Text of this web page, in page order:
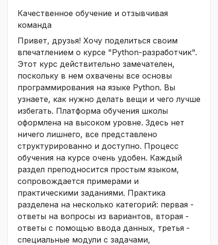
Качественное обучение и отзывчивая
команда
Привет, друзья! Хочу поделиться своим
впечатлением о курсе "Python-разработчик".
Этот курс действительно замечателен,
поскольку в нем охвачены все основы
программирования на языке Python. Вы
узнаете, как нужно делать вещи и чего лучше
избегать. Платформа обучения школы
оформлена на высоком уровне. Здесь нет
ничего лишнего, все представлено
структурированно и доступно. Процесс
обучения на курсе очень удобен. Каждый
раздел преподносится простым языком,
сопровождается примерами и
практическими заданиями. Практика
разделена на несколько категорий: первая -
ответы на вопросы из вариантов, вторая -
ответы с помощью ввода данных, третья -
специальные модули с задачами,